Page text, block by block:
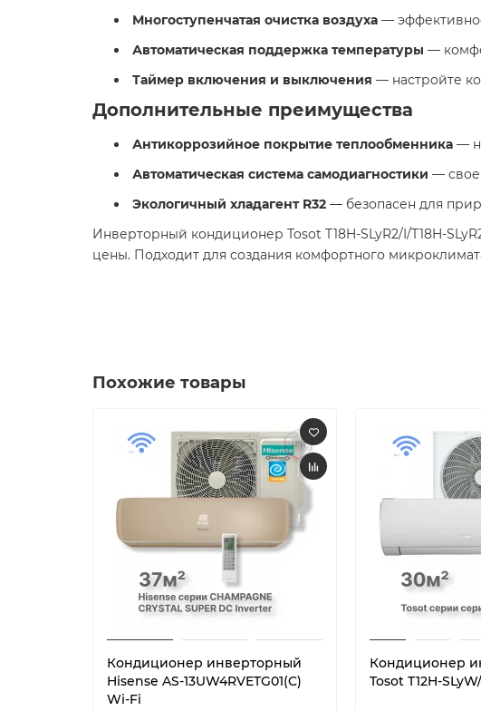
Многоступенчатая очистка воздуха —
Автоматическая поддержка температуры —
Таймер включения и выключения — настройте
Дополнительные преимущества
Антикоррозийное покрытие теплообменника —
Автоматическая система самодиагностики —
Экологичный хладагент R32 — безопасен для
Инверторный кондиционер Tosot T18H-SLyR2/I/T18H-
цены. Подходит для создания комфортного
Похожие товары
Кондиционер инверторный
Hisense AS-13UW4RVETG01(C)
Wi-Fi
Кондиционер
Tosot T12H-